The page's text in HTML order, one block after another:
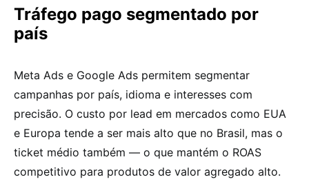
Tráfego pago segmentado por
país
Meta Ads e Google Ads permitem segmentar
campanhas por país, idioma e interesses com
precisão. O custo por lead em mercados como EUA
e Europa tende a ser mais alto que no Brasil, mas o
ticket médio também — o que mantém o ROAS
competitivo para produtos de valor agregado alto.